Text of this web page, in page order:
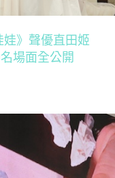
娃》聲優直田姬
場面全公開